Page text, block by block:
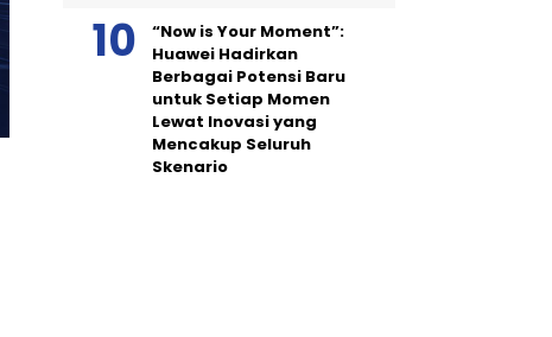
“Now is Your Moment”:
Huawei Hadirkan
Berbagai Potensi Baru
untuk Setiap Momen
Lewat Inovasi yang
Mencakup Seluruh
Skenario